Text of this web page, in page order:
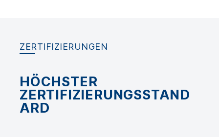
ZERTIFIZIERUNGEN
HÖCHSTER
ZERTIFIZIERUNGSSTAND
ARD